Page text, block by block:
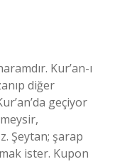
Kur’an-ı
diğer
geçiyor
Şeytan; şarap
ister. Kupon